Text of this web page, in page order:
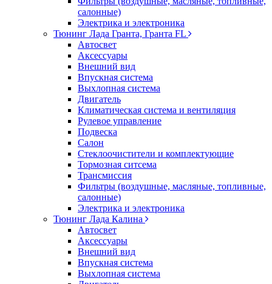
салонные)
Электрика и электроника
Тюнинг Лада Гранта, Гранта FL
Автосвет
Аксессуары
Внешний вид
Впускная система
Выхлопная система
Двигатель
Климатическая система и вентиляция
Рулевое управление
Подвеска
Салон
Стеклоочистители и комплектующие
Тормозная ситсема
Трансмиссия
Фильтры (воздушные, масляные, топливные,
салонные)
Электрика и электроника
Тюнинг Лада Калина
Автосвет
Аксессуары
Внешний вид
Впускная система
Выхлопная система